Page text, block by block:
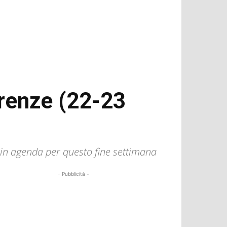
(22-23
agenda per questo fine settimana
- Pubblicità -